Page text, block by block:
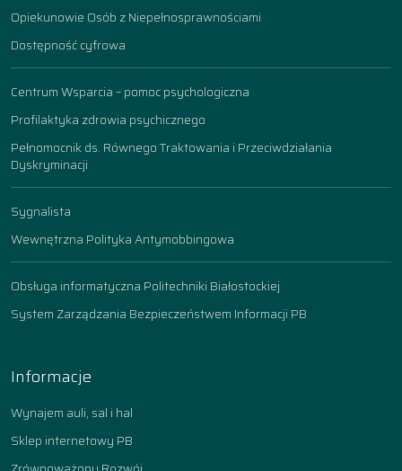
Opiekunowie Osób z Niepełnosprawnościami
Dostępność cyfrowa
Centrum Wsparcia – pomoc psychologiczna
Profilaktyka zdrowia psychicznego
Pełnomocnik ds. Równego Traktowania i Przeciwdziałania
Dyskryminacji
Sygnalista
Wewnętrzna Polityka Antymobbingowa
Obsługa informatyczna Politechniki Białostockiej
System Zarządzania Bezpieczeństwem Informacji PB
Informacje
Wynajem auli, sal i hal
Sklep internetowy PB